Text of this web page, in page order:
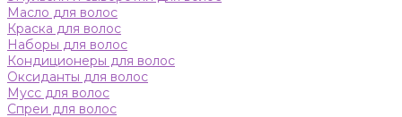
Масло для волос
Краска для волос
Наборы для волос
Кондиционеры для волос
Оксиданты для волос
Мусс для волос
Спреи для волос